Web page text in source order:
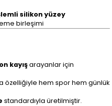
silikon yüzey
birleşimi
kayışarayanlar için
özelliğiyle hem spor hem günlük
standardıyla üretilmiştir.